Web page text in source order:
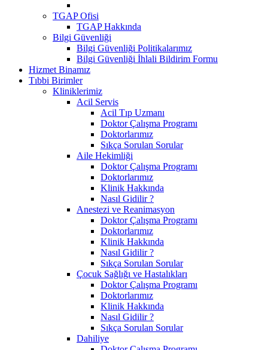
TGAP Ofisi
TGAP Hakkında
Bilgi Güvenliği
Bilgi Güvenliği Politikalarımız
Bilgi Güvenliği İhlali Bildirim Formu
Hizmet Binamız
Tıbbi Birimler
Kliniklerimiz
Acil Servis
Acil Tıp Uzmanı
Doktor Çalışma Programı
Doktorlarımız
Sıkça Sorulan Sorular
Aile Hekimliği
Doktor Çalışma Programı
Doktorlarımız
Klinik Hakkında
Nasıl Gidilir ?
Anestezi ve Reanimasyon
Doktor Çalışma Programı
Doktorlarımız
Klinik Hakkında
Nasıl Gidilir ?
Sıkça Sorulan Sorular
Çocuk Sağlığı ve Hastalıkları
Doktor Çalışma Programı
Doktorlarımız
Klinik Hakkında
Nasıl Gidilir ?
Sıkça Sorulan Sorular
Dahiliye